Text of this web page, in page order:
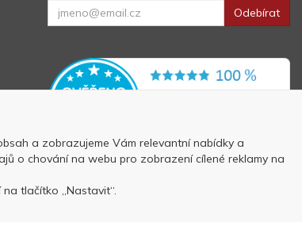
Odebírat
a zobrazujeme Vám relevantní nabídky a
o chování na webu pro zobrazení cílené reklamy na
tlačítko „Nastavit“.